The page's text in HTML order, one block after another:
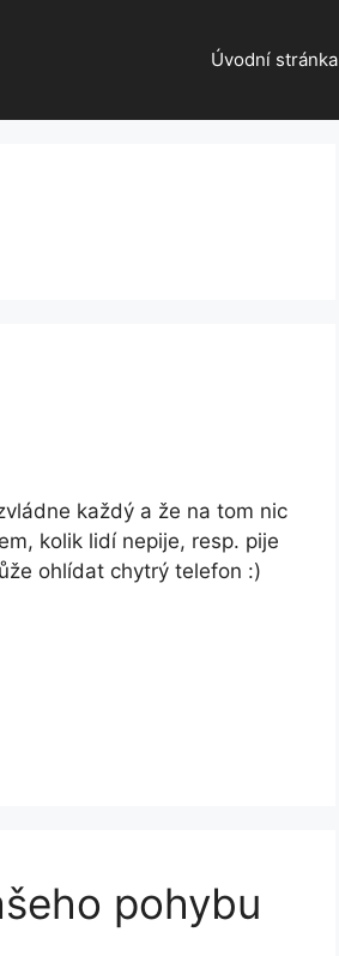
Úvodní stránka
každý a že na tom nic
kolik lidí nepije, resp. pije
ohlídat chytrý telefon :)
pohybu